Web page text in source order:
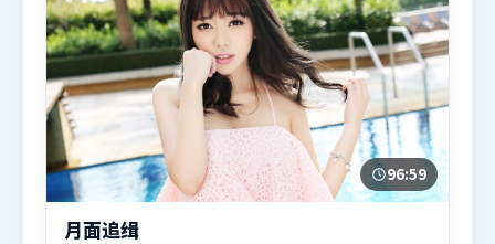
96:59
月面追缉